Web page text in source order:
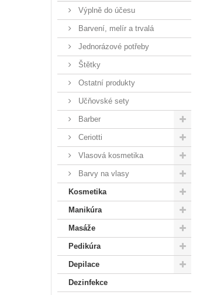
Výplně do účesu
Barvení, melír a trvalá
Jednorázové potřeby
Štětky
Ostatní produkty
Učňovské sety
Barber
Ceriotti
Vlasová kosmetika
Barvy na vlasy
Kosmetika
Manikúra
Masáže
Pedikúra
Depilace
Dezinfekce